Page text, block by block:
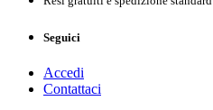
Seguici
Accedi
Contattaci